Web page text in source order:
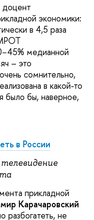
доцент
экономики:
в 4,5 раза
медианной
– это
сомнительно,
в какой-то
было бы, наверное,
в России
прикладной
Карачаровский
разбогатеть, не